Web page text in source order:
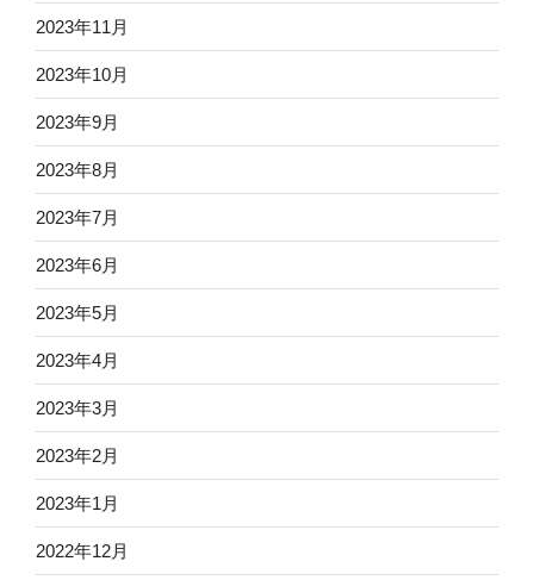
2023年11月
2023年10月
2023年9月
2023年8月
2023年7月
2023年6月
2023年5月
2023年4月
2023年3月
2023年2月
2023年1月
2022年12月